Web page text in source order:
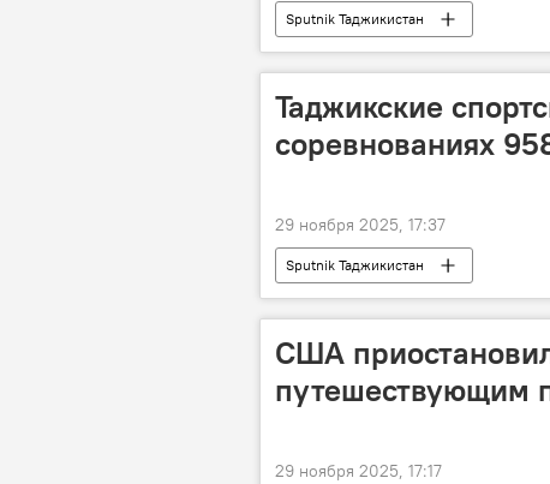
Sputnik Таджикистан
Таджикские
соревнованиях
29 ноября 2025, 17:37
Sputnik Таджикистан
США
путешествующим
29 ноября 2025, 17:17